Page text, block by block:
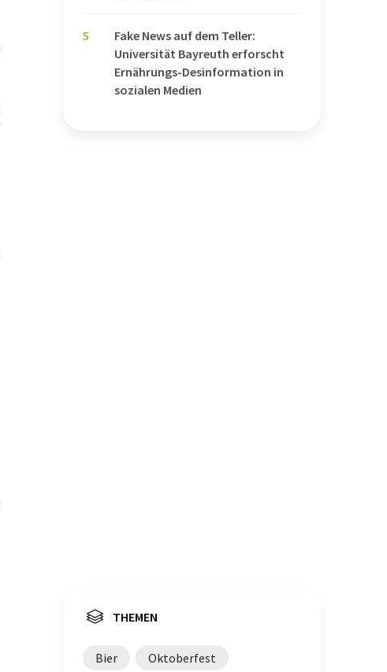
5
Fake News auf dem Teller:
Universität Bayreuth erforscht
Ernährungs-Desinformation in
sozialen Medien
THEMEN
Bier Oktoberfest